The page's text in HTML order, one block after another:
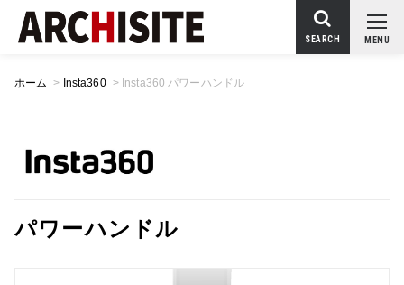
MENU
SEARCH
ホーム > Insta360 > Insta360 パワーハンドル
パワーハンドル